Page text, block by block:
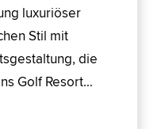
luxuriöser
Stil mit
die
Golf Resort…